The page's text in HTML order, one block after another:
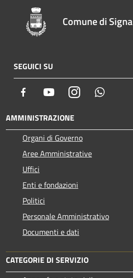
Comune di Signa
SEGUICI SU
Facebook YoutubeInstagram
AMMINISTRAZIONE
Organi di Governo
Aree Amministrative
Uffici
Enti e fondazioni
Politici
Personale Amministrativo
Documenti e dati
CATEGORIE DI SERVIZIO